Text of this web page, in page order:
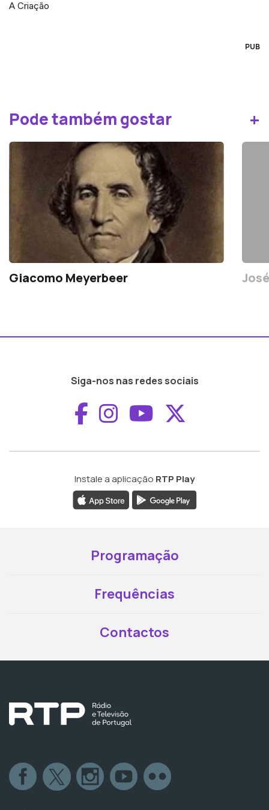
A Criação
PUB
Pode também gostar +
Giacomo Meyerbeer
Siga-nos nas redes sociais
Aceder ao
Aceder ao
Aceder ao
Instale a aplicação RTP Play
Programação
Frequências
Contactos